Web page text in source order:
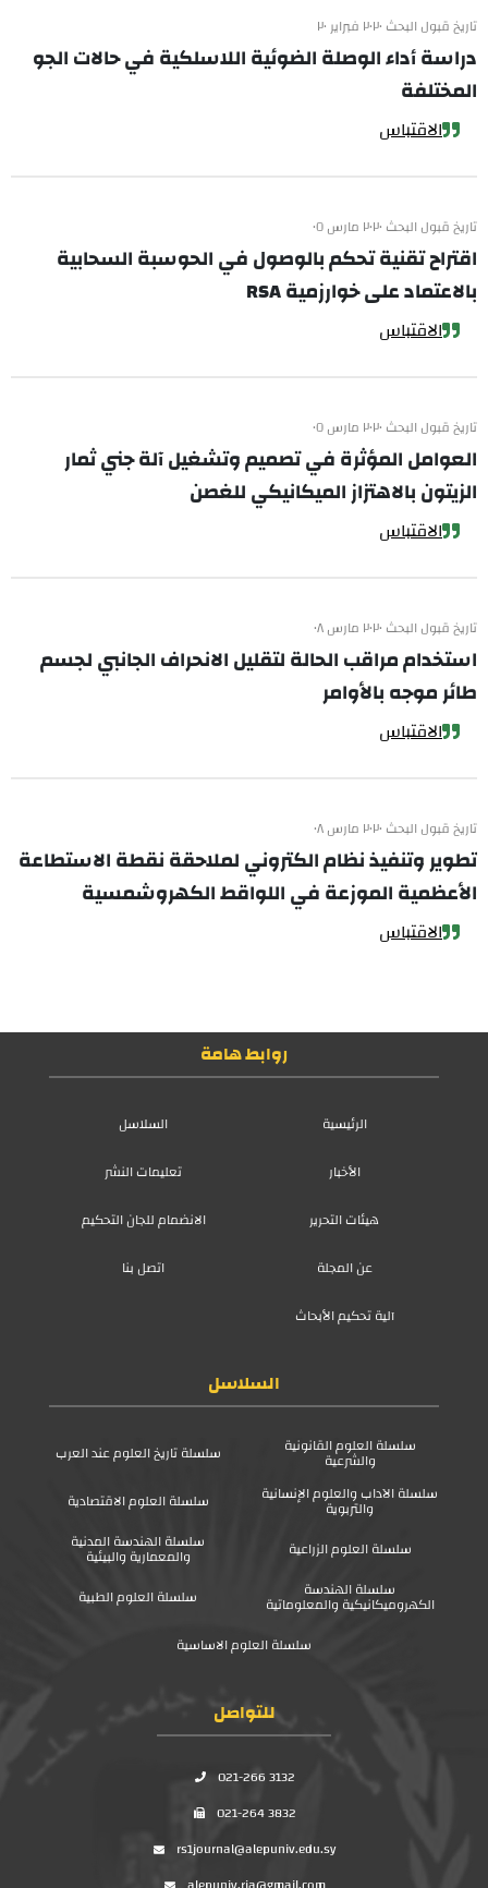
تاريخ قبول البحث ٢٠٢٠ فبراير ٢٠
دراسة أداء الوصلة الضوئية اللاسلكية في حالات الجو
المختلفة
الاقتباس
تاريخ قبول البحث ٢٠٢٠ مارس ٠٥
اقتراح تقنية تحكم بالوصول في الحوسبة السحابية
بالاعتماد على خوارزمية RSA
الاقتباس
تاريخ قبول البحث ٢٠٢٠ مارس ٠٥
العوامل المؤثرة في تصميم وتشغيل آلة جني ثمار
الزيتون بالاهتزاز الميكانيكي للغصن
الاقتباس
تاريخ قبول البحث ٢٠٢٠ مارس ٠٨
استخدام مراقب الحالة لتقليل الانحراف الجانبي لجسم
طائر موجه بالأوامر
الاقتباس
تاريخ قبول البحث ٢٠٢٠ مارس ٠٨
تطوير وتنفيذ نظام الكتروني لملاحقة نقطة الاستطاعة
الأعظمية الموزعة في اللواقط الكهروشمسية
الاقتباس
روابط هامة
الرئيسية
السلاسل
الأخبار
تعليمات النشر
هيئات التحرير
الانضمام للجان التحكيم
عن المجلة
اتصل بنا
آلية تحكيم الأبحاث
السلاسل
سلسلة العلوم القانونية
والشرعية
سلسلة تاريخ العلوم عند العرب
سلسلة الآداب والعلوم الإنسانية
والتربوية
سلسلة العلوم الاقتصادية
سلسلة العلوم الزراعية
سلسلة الهندسة المدنية
والمعمارية والبيئية
سلسلة الهندسة
الكهروميكانيكية والمعلوماتية
سلسلة العلوم الطبية
سلسلة العلوم الاساسية
للتواصل
021-266 3132
021-264 3832
rs1journal@alepuniv.edu.sy